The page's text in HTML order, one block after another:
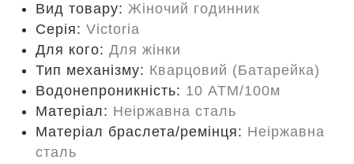
Вид товару: Жіночий годинник
Серія: Victoria
Для кого: Для жінки
Тип механізму: Кварцовий (Батарейка)
Водонепроникність: 10 ATM/100м
Матеріал: Неіржавна сталь
Матеріал браслета/ремінця: Неіржавна
сталь